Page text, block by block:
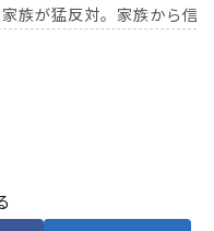
族が猛反対。家族から信